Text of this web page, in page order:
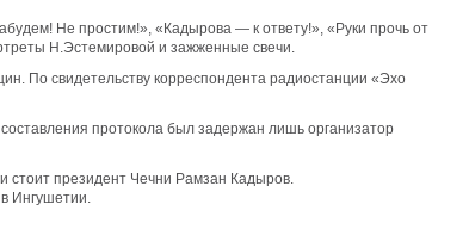
Не простим!», «Кадырова — к ответу!», «Руки прочь от
Н.Эстемировой и зажженные свечи.
По свидетельству корреспондента радиостанции «Эхо
протокола был задержан лишь организатор
стоит президент Чечни Рамзан Кадыров.
Ингушетии.